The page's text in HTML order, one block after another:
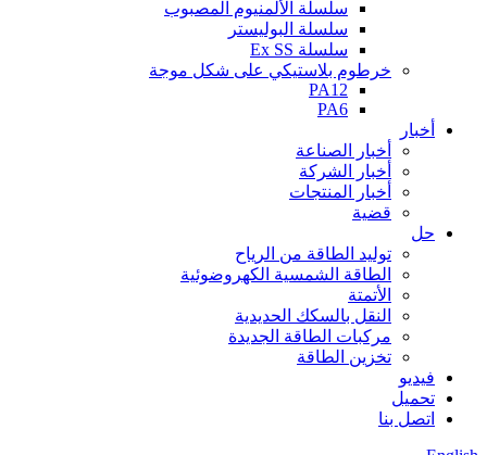
سلسلة الألمنيوم المصبوب
سلسلة البوليستر
سلسلة Ex SS
خرطوم بلاستيكي على شكل موجة
PA12
PA6
أخبار
أخبار الصناعة
أخبار الشركة
أخبار المنتجات
قضية
حل
توليد الطاقة من الرياح
الطاقة الشمسية الكهروضوئية
الأتمتة
النقل بالسكك الحديدية
مركبات الطاقة الجديدة
تخزين الطاقة
فيديو
تحميل
اتصل بنا